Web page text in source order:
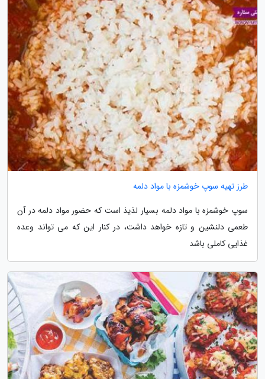
طرز تهیه سوپ خوشمزه با مواد دلمه
سوپ خوشمزه با مواد دلمه بسیار لذیذ است که حضور مواد دلمه در آن
طعمی دلنشین و تازه خواهد داشت، در کنار این که می تواند وعده
غذایی کاملی باشد